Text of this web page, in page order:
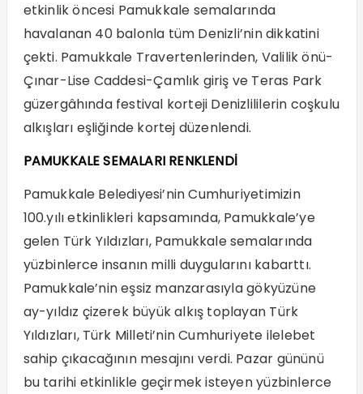
etkinlik öncesi Pamukkale semalarında
havalanan 40 balonla tüm Denizli’nin dikkatini
çekti. Pamukkale Travertenlerinden, Valilik önü-
Çınar-Lise Caddesi-Çamlık giriş ve Teras Park
güzergâhında festival korteji Denizlililerin coşkulu
alkışları eşliğinde kortej düzenlendi.
PAMUKKALE SEMALARI RENKLENDİ
Pamukkale Belediyesi’nin Cumhuriyetimizin
100.yılı etkinlikleri kapsamında, Pamukkale’ye
gelen Türk Yıldızları, Pamukkale semalarında
yüzbinlerce insanın milli duygularını kabarttı.
Pamukkale’nin eşsiz manzarasıyla gökyüzüne
ay-yıldız çizerek büyük alkış toplayan Türk
Yıldızları, Türk Milleti’nin Cumhuriyete ilelebet
sahip çıkacağının mesajını verdi. Pazar gününü
bu tarihi etkinlikle geçirmek isteyen yüzbinlerce